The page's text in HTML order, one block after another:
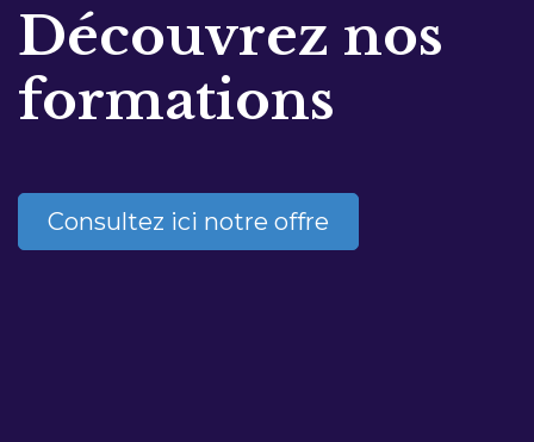
Découvrez nos
formations
Consultez ici notre offre